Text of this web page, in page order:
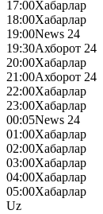
17:00Хабарлар
18:00Хабарлар
19:00News 24
19:30Ахборот 24
20:00Хабарлар
21:00Ахборот 24
22:00Хабарлар
23:00Хабарлар
00:05News 24
01:00Хабарлар
02:00Хабарлар
03:00Хабарлар
04:00Хабарлар
05:00Хабарлар
Uz